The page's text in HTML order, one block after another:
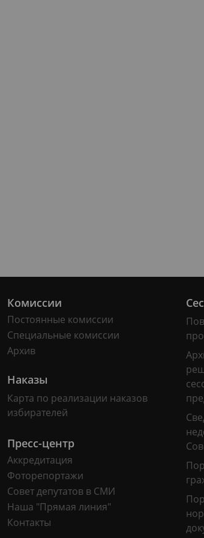
Комиссии
Постоянные комиссии
Специальные комиссии
Архив
Наказы
Карта по реализации наказов
избирателей
Пресс-центр
Аккредитация
Фоторепортажи
Совет депутатов в СМИ
Наша "Прямая линия"
Контакты